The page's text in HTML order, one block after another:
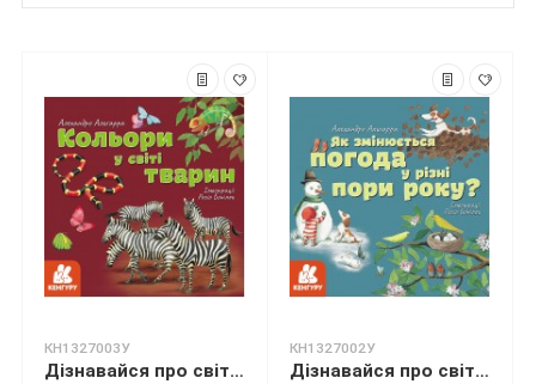
КН1327003У
Дізнавайся про світ разом із нами! Кольори у світі тварин
КН1327002У
Дізнавайся про світ разом із нами! Як змінюється погода у різні пори року?